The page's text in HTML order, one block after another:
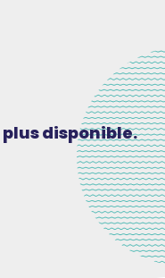
disponible.